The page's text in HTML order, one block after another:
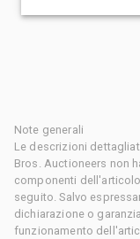
Note generali
Le descrizioni
Bros. Auctioneers non
componenti
seguito. Salvo
dichiarazione o
funzionamento